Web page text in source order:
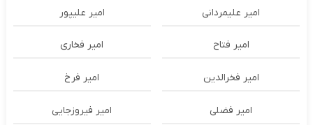
امیر علیمردانی امیر علیپور
امیر فتاح امیر فخاری
امیر فخرالدین امیر فرخ
امیر فضلی امیر فیروزجایی